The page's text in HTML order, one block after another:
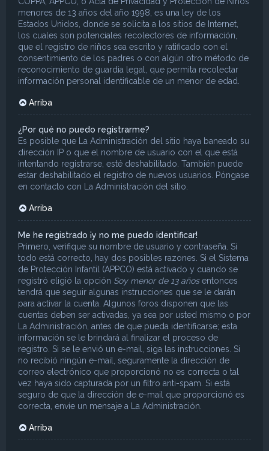
menores de 13 años del año 1998, es una ley de los
Estados Unidos, donde se solicita a los sitios de Internet,
los cuales son potenciales recolectores de información,
que el registro de niños sea escrito y ratificado con el
consentimiento de los padres o con algún otro método de
reconocimiento de guardia legal, que permita recolectar
información personal identificable de un menor de edad.
Arriba
¿Por qué no puedo registrarme?
Es posible que La Administración del sitio haya baneado su
dirección IP o que el nombre de usuario con el que está
intentando registrarse, esté deshabilitado. También puede
estar deshabilitado el registro de nuevos usuarios. Póngase
en contacto con La Administración del sitio.
Arriba
Me he registrado ¡y no me puedo identificar!
Primero, verifique su nombre de usuario y contraseña. Si
todo está correcto, hay dos posibles razones. Si el Sistema
de Protección Infantil (APPCO) está activado y cuando se
registró eligió la opción Soy menor de 13 añosentonces
tendrá que seguir algunas instrucciones que se le darán
para activar la cuenta. Algunos foros disponen que las
cuentas deben ser activadas, ya sea por usted mismo o por
La Administración, antes de que pueda identificarse; esta
información se le brindará al finalizar el proceso de
registro. Si se le envió un e-mail, siga las instrucciones. Si
no recibió ningún e-mail, seguramente la dirección de
correo electrónico que proporcionó no es correcta o tal
vez haya sido capturada por un filtro anti-spam. Si está
seguro de que la dirección de e-mail que proporcionó es
correcta, envíe un mensaje a La Administración.
Arriba